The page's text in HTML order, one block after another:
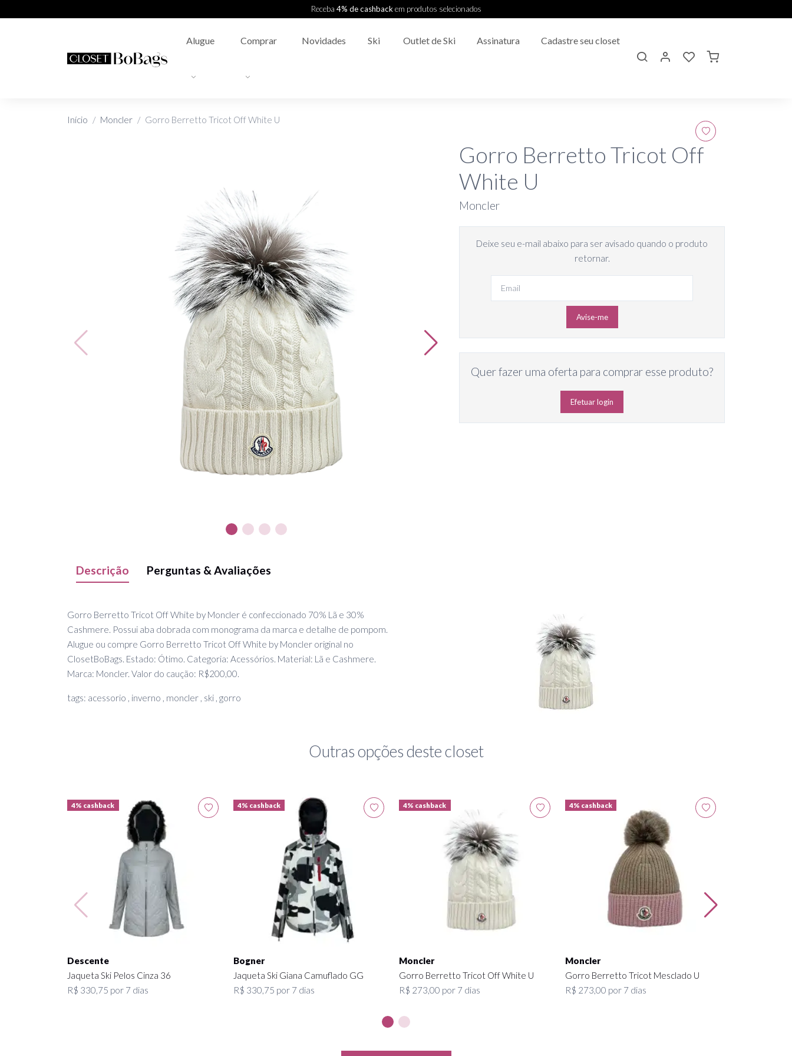
Receba 4% de cashbackem produtos selecionados
Alugue Comprar Novidades Ski Outlet de Ski Assinatura Cadastre seu closet
Início Moncler Gorro Berretto Tricot Off White U
Gorro Berretto Tricot Off
White U
Moncler
Deixe seu e-mail abaixo para ser avisado quando o produto
retornar.
Avise-me
Quer fazer uma oferta para comprar esse produto?
Efetuar login
Descrição Perguntas & Avaliações
Gorro Berretto Tricot Off White by Moncler é confeccionado 70% Lã e 30%
Cashmere. Possui aba dobrada com monograma da marca e detalhe de pompom.
Alugue ou compre Gorro Berretto Tricot Off White by Moncler original no
ClosetBoBags. Estado: Ótimo. Categoria: Acessórios. Material: Lã e Cashmere.
Marca: Moncler. Valor do caução: R$200,00.
tags: acessorio , inverno , moncler , ski , gorro
Outras opções deste closet
4% cashback
Descente
Jaqueta Ski Pelos Cinza 36
R$ 330,75 por 7 dias
4% cashback
Bogner
Jaqueta Ski Giana Camuflado GG
R$ 330,75 por 7 dias
4% cashback
Moncler
Gorro Berretto Tricot Off White U
R$ 273,00 por 7 dias
4% cashback
Moncler
Gorro Berretto Tricot Mesclado U
R$ 273,00 por 7 dias